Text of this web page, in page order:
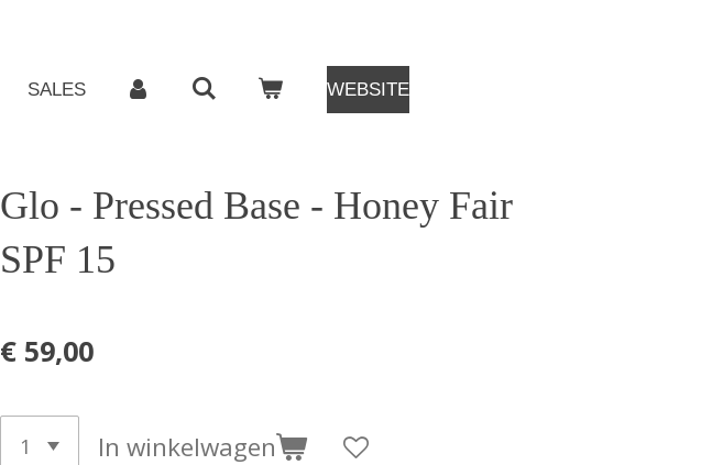
SALES WEBSITE
Glo - Pressed Base - Honey Fair
SPF 15
€ 59,00
In winkelwagen